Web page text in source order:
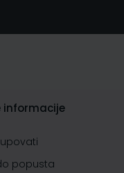
informacije
popusta